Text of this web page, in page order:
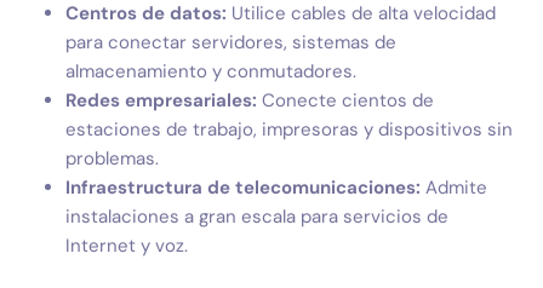
Centros de datos: Utilice cables de alta velocidad
para conectar servidores, sistemas de
almacenamiento y conmutadores.
Redes empresariales: Conecte cientos de
estaciones de trabajo, impresoras y dispositivos sin
problemas.
Infraestructura de telecomunicaciones: Admite
instalaciones a gran escala para servicios de
Internet y voz.